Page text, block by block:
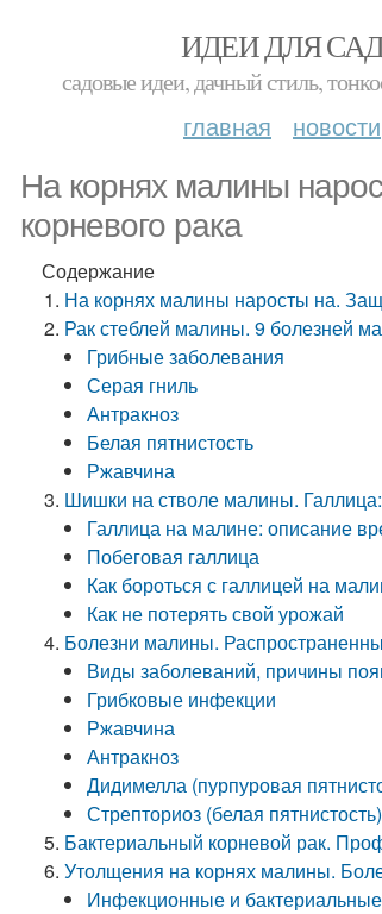
ИДЕИ ДЛЯ
садовые идеи, дачный стиль,
главная новости
На корнях малины
корневого рака
Содержание
На корнях малины наросты на.
Рак стеблей малины. 9 болезней
Грибные заболевания
Серая гниль
Антракноз
Белая пятнистость
Ржавчина
Шишки на стволе малины.
Галлица на малине: описание
Побеговая галлица
Как бороться с галлицей на
Как не потерять свой урожай
Болезни малины.
Виды заболеваний, причины
Грибковые инфекции
Ржавчина
Антракноз
Дидимелла (пурпуровая
Стрепториоз (белая пятнистость)
Бактериальный корневой рак.
Утолщения на корнях малины.
Инфекционные и